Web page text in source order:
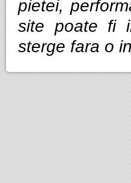
pietei,
site poate fi
sterge fara o